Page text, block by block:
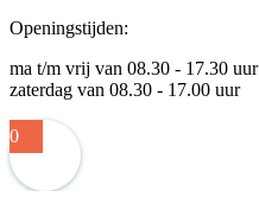
Openingstijden:
ma t/m vrij van 08.30 - 17.30 uur
zaterdag van 08.30 - 17.00 uur
0